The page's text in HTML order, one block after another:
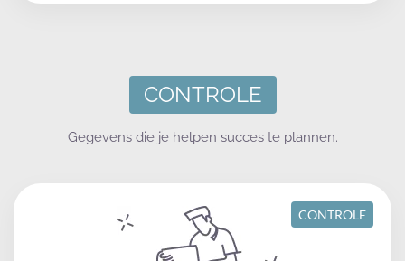
CONTROLE
Gegevens die je helpen succes te plannen.
CONTROLE